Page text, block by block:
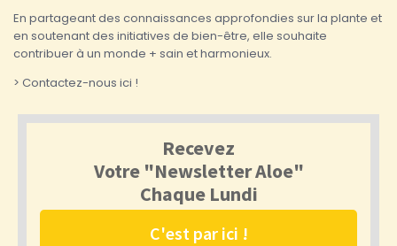
En partageant des connaissances approfondies sur la plante et
en soutenant des initiatives de bien-être, elle souhaite
contribuer à un monde + sain et harmonieux.
> Contactez-nous ici !